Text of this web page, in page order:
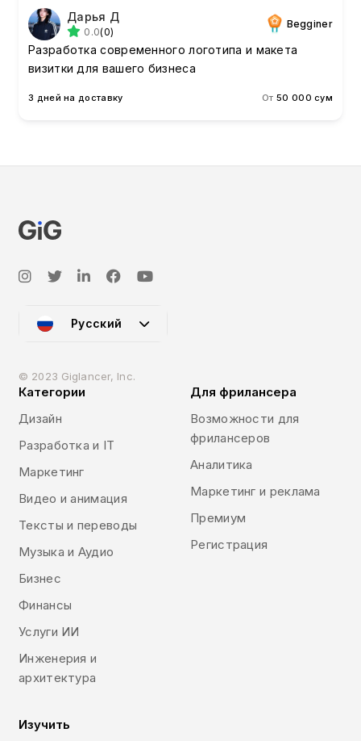
Дарья Д
0.0(0)
Begginer
Разработка современного логотипа и макета
визитки для вашего бизнеса
3 дней на доставку От 50 000 сум
Русский
© 2023 Giglancer, Inc.
Категории
Дизайн
Разработка и IT
Маркетинг
Видео и анимация
Тексты и переводы
Музыка и Аудио
Бизнес
Финансы
Услуги ИИ
Инженерия и
архитектура
Для фрилансера
Возможности для
фрилансеров
Аналитика
Маркетинг и реклама
Премиум
Регистрация
Изучить